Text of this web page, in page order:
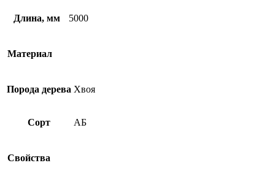
Длина, мм 5000
Материал
Порода дерева Хвоя
Сорт АБ
Свойства